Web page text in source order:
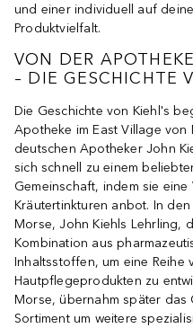
und einer individuell auf
Produktvielfalt.
VON DER
– DIE GESCHICHTE
Die Geschichte von Kiehl's
Apotheke im East Village
deutschen Apotheker John
sich schnell zu einem
Gemeinschaft, indem sie
Kräutertinkturen anbot. In
Morse, John Kiehls Lehrling,
Kombination aus
Inhaltsstoffen, um eine Reihe
Hautpflegeprodukten zu
Morse, übernahm später das
Sortiment um weitere